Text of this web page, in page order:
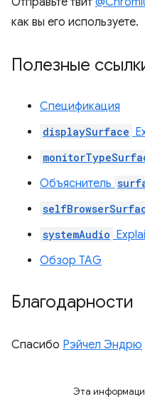
как вы его используете.
Полезные
Спецификация
displaySurface
Объяснитель
systemAudio
Обзор TAG
Благодарности
Спасибо Рэйчел Эндрю
Эта